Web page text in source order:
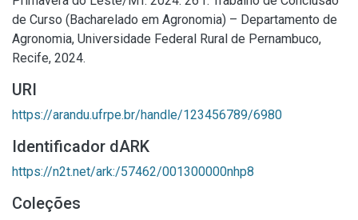
de Curso (Bacharelado em Agronomia) – Departamento de
Agronomia, Universidade Federal Rural de Pernambuco,
Recife, 2024.
URI
https://arandu.ufrpe.br/handle/123456789/6980
Identificador dARK
https://n2t.net/ark:/57462/001300000nhp8
Coleções